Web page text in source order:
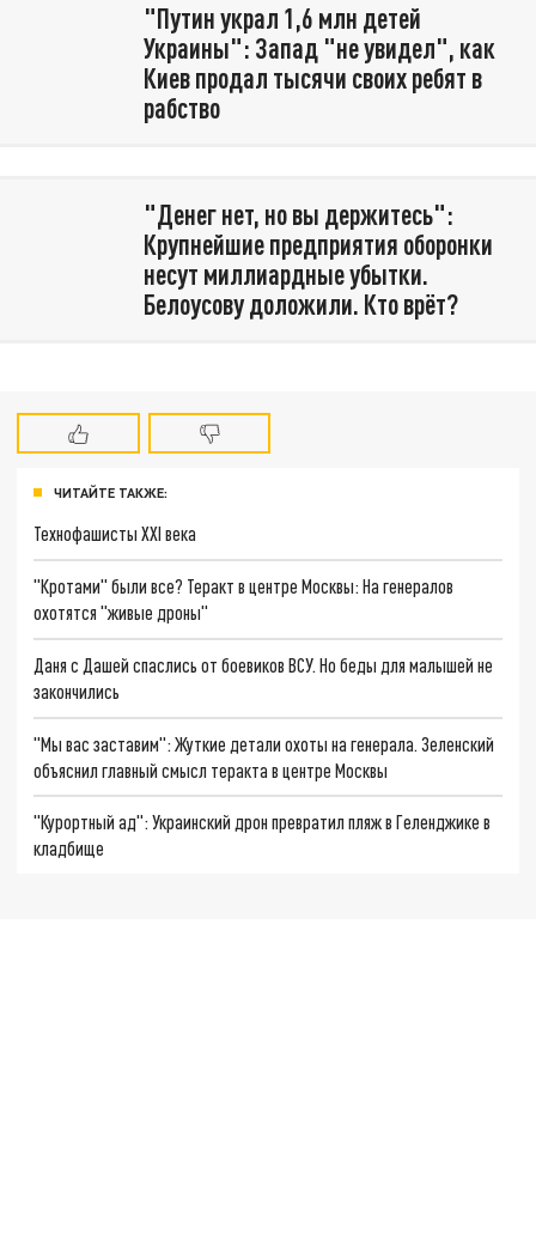
"Путин украл 1,6 млн детей
Украины": Запад "не увидел", как
Киев продал тысячи своих ребят в
рабство
"Денег нет, но вы держитесь":
Крупнейшие предприятия оборонки
несут миллиардные убытки.
Белоусову доложили. Кто врёт?
ЧИТАЙТЕ ТАКЖЕ:
Технофашисты XXI века
"Кротами" были все? Теракт в центре Москвы: На генералов
охотятся "живые дроны"
Даня с Дашей спаслись от боевиков ВСУ. Но беды для малышей не
закончились
"Мы вас заставим": Жуткие детали охоты на генерала. Зеленский
объяснил главный смысл теракта в центре Москвы
"Курортный ад": Украинский дрон превратил пляж в Геленджике в
кладбище